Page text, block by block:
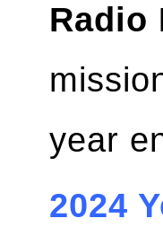
Radio
year
2024